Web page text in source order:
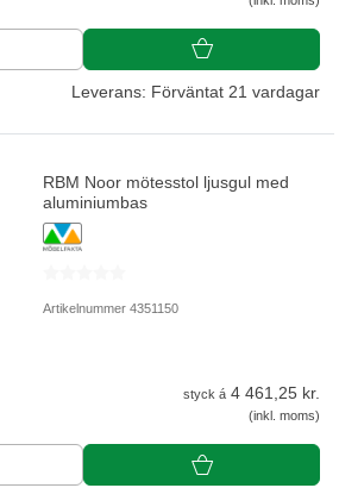
Leverans: Förväntat 21 vardagar
RBM Noor mötesstol ljusgul med
aluminiumbas
Artikelnummer 4351150
styck á 4 461,25 kr.
(inkl. moms)